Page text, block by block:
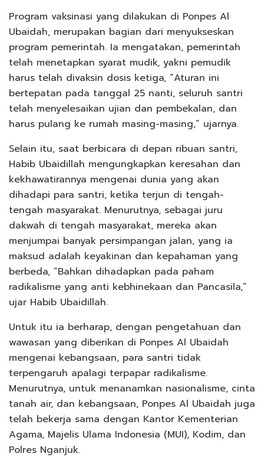
Program vaksinasi yang dilakukan di Ponpes Al
Ubaidah, merupakan bagian dari menyukseskan
program pemerintah. Ia mengatakan, pemerintah
telah menetapkan syarat mudik, yakni pemudik
harus telah divaksin dosis ketiga, “Aturan ini
bertepatan pada tanggal 25 nanti, seluruh santri
telah menyelesaikan ujian dan pembekalan, dan
harus pulang ke rumah masing-masing,” ujarnya.
Selain itu, saat berbicara di depan ribuan santri,
Habib Ubaidillah mengungkapkan keresahan dan
kekhawatirannya mengenai dunia yang akan
dihadapi para santri, ketika terjun di tengah-
tengah masyarakat. Menurutnya, sebagai juru
dakwah di tengah masyarakat, mereka akan
menjumpai banyak persimpangan jalan, yang ia
maksud adalah keyakinan dan kepahaman yang
berbeda, “Bahkan dihadapkan pada paham
radikalisme yang anti kebhinekaan dan Pancasila,”
ujar Habib Ubaidillah.
Untuk itu ia berharap, dengan pengetahuan dan
wawasan yang diberikan di Ponpes Al Ubaidah
mengenai kebangsaan, para santri tidak
terpengaruh apalagi terpapar radikalisme.
Menurutnya, untuk menanamkan nasionalisme, cinta
tanah air, dan kebangsaan, Ponpes Al Ubaidah juga
telah bekerja sama dengan Kantor Kementerian
Agama, Majelis Ulama Indonesia (MUI), Kodim, dan
Polres Nganjuk.